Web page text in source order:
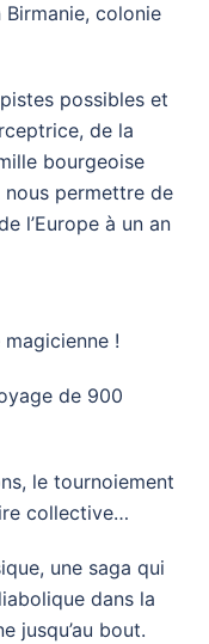
colonie
possibles et
de la
bourgeoise
nous permettre de
l’Europe à un an
!
de 900
le tournoiement
collective…
une saga qui
dans la
jusqu’au bout.